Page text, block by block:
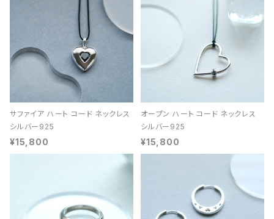
サファイア ハート コード ネックレス
シルバー925
¥15,800
オープン ハート コード ネックレス
シルバー925
¥15,800